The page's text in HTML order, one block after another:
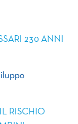
230 ANNI
RISCHIO